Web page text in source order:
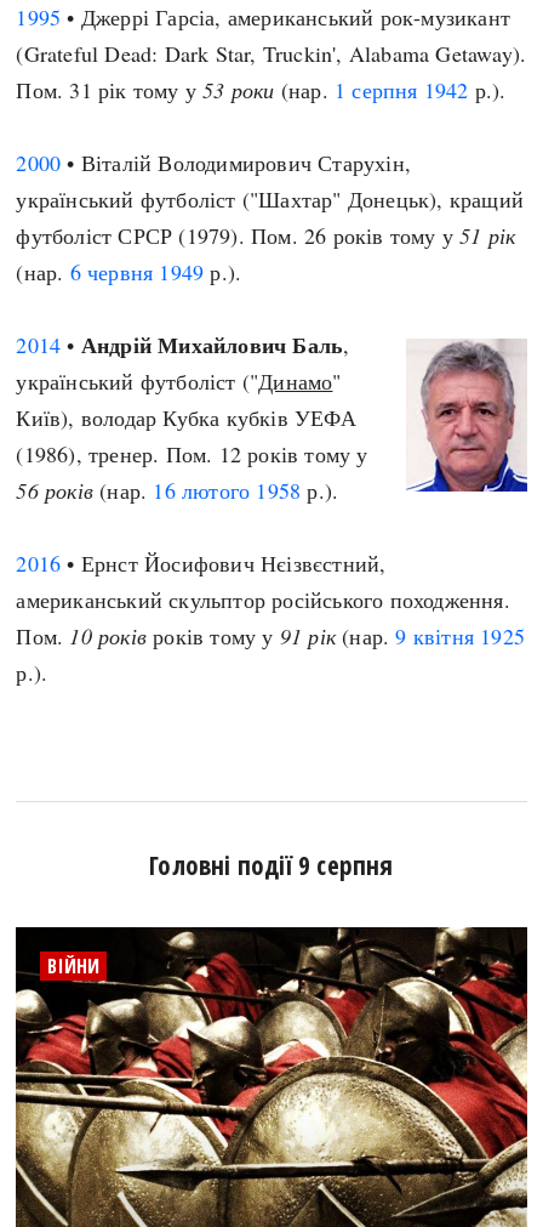
1995 • Джеррі Гарсіа, американський рок-музикант
(Grateful Dead: Dark Star, Truckin', Alabama Getaway).
Пом. 31 рік тому у53 роки (нар. 1 серпня 1942 р.).
2000 • Віталій Володимирович Старухін,
український футболіст ("Шахтар" Донецьк), кращий
футболіст СРСР (1979). Пом. 26 років тому у51 рік
(нар. 6 червня 1949 р.).
2014 • Андрій Михайлович Баль,
український футболіст ("Динамо"
Київ), володар Кубка кубків УЕФА
(1986), тренер. Пом. 12 років тому у
56 років (нар. 16 лютого 1958 р.).
2016 • Ернст Йосифович Нєізвєстний,
американський скульптор російського походження.
Пом. 10 років років тому у 91 рік(нар.9 квітня 1925
р.).
Головні події 9 серпня
ВІЙНИ